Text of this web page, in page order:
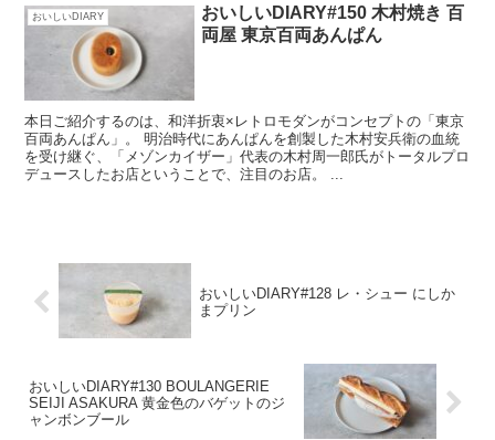
おいしいDIARY
おいしいDIARY#150 木村焼き 百
両屋 東京百両あんぱん
本日ご紹介するのは、和洋折衷×レトロモダンがコンセプトの「東京
百両あんぱん」。 明治時代にあんぱんを創製した木村安兵衛の血統
を受け継ぐ、「メゾンカイザー」代表の木村周一郎氏がトータルプロ
デュースしたお店ということで、注目のお店。 ...
おいしいDIARY#128 レ・シュー にしか
まプリン
おいしいDIARY#130 BOULANGERIE
SEIJI ASAKURA 黄金色のバゲットのジ
ャンボンブール